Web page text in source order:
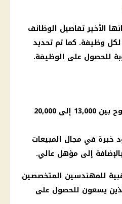
الأخير تفاصيل الوظائف
لكل وظيفة. كما تم تحديد
للحصول على الوظيفة.
الراتب الشهري: يتراوح بين 13,000 إلى 20,000
خبرة في مجال المبيعات
للمهندسين المتخصصين
يسعون للحصول على